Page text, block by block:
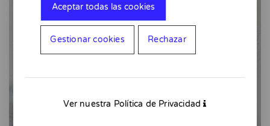
Aceptar todas las cookies
Gestionar cookies Rechazar
Ver nuestra Política de Privacidad